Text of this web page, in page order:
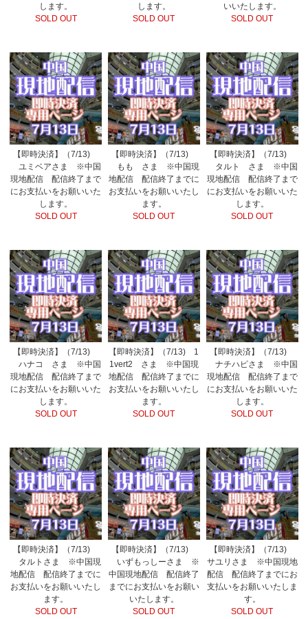
します。
SOLD OUT
します。
SOLD OUT
いいたします。
SOLD OUT
【即時決済】（7/13)
ユミベアさま ※中国
現地配信 配信終了まで
にお支払いをお願いいた
します。
SOLD OUT
【即時決済】（7/13)
もも さま ※中国現
地配信 配信終了までに
お支払いをお願いいたし
ます。
SOLD OUT
【即時決済】（7/13)
タルト さま ※中国
現地配信 配信終了まで
にお支払いをお願いいた
します。
SOLD OUT
【即時決済】（7/13)
ハナコ さま ※中国
現地配信 配信終了まで
にお支払いをお願いいた
します。
SOLD OUT
【即時決済】（7/13) 1
1vert2 さま ※中国現
地配信 配信終了までに
お支払いをお願いいたし
ます。
SOLD OUT
【即時決済】（7/13)
ナチハピさま ※中国
現地配信 配信終了まで
にお支払いをお願いいた
します。
SOLD OUT
【即時決済】（7/13)
タルトさま ※中国現
地配信 配信終了までに
お支払いをお願いいたし
ます。
SOLD OUT
【即時決済】（7/13)
いずもっしーさま ※
中国現地配信 配信終了
までにお支払いをお願い
いたします。
SOLD OUT
【即時決済】（7/13)
サユリさま ※中国現地
配信 配信終了までにお
支払いをお願いいたしま
す。
SOLD OUT